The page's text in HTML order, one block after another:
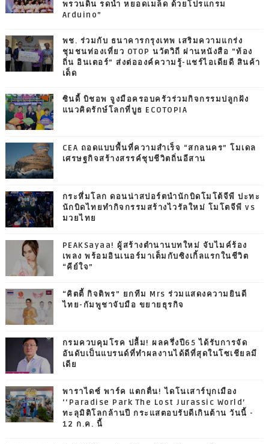
พรวนดิน รดน้ำ หยอดเมล็ด ด้วยโปรแกรม
Arduino”
พช. ร่วมกับ ธนาคารกรุงเทพ เสริมความแกร่ง
ชุมชนท่องเที่ยว OTOP นวัตวิถี ผ่านหนังสือ “ท้อง
ถิ่น อินเตอร์” ส่งต่อองค์ความรู้-แชร์ไอเดียดี สินค้า
เด็ด
ซินดี้ บิชอพ จูงมือครอบครัวร่วมกิจกรรมปลูกฝัง
แนวคิดรักษ์โลกที่บูธ ECOTOPIA
CEA ถอดแบบพื้นที่ความสำเร็จ “สกลนคร” โมเดล
เศรษฐกิจสร้างสรรค์ชุบชีวิตถิ่นอีสาน
กระหึ่มโลก ดอนน่าสปอร์ตนำนักบิดโมโต้จีพี ปะทะ
นักบิดไทยทำกิจกรรมสร้างไวรัลใหม่ โมโตจีพี vs
มวยไทย
PEAKSayaa! ผู้สร้างตำนานบทใหม่ จับไมค์ร้อง
เพลง พร้อมอินเนอร์มาเต็มกับซิงเกิ้ลแรกในชีวิต
“คีย์ใจ”
“คิตตี้ กิจติพร” ยกทีม Mrs ร่วมแสดงความยินดี
ไทย-กัมพูชาจับมือ ขยายธุรกิจ
กรมควบคุมโรค ปลื้ม! ผลครึ่งปี65 ได้รับการจัด
อันดับเป็นแบรนด์ที่ทำผลงานได้ดีที่สุดในโซเชียลมี
เดีย
พาราไดซ์ พาร์ค แตกตื่น! ไดโนเสาร์บุกเมือง
‘‘Paradise Park The Lost Jurassic World’
ทะลุมิติโลกล้านปี กระแสตอบรับดีเกินต้าน วันนี้ -
12 ก.ค. นี้